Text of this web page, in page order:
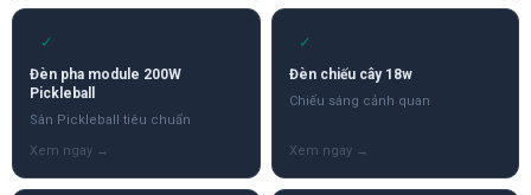
✓
Đèn pha module 200W
Pickleball
Sân Pickleball tiêu chuẩn
✓
Đèn chiếu cây 18w
Chiếu sáng cảnh quan